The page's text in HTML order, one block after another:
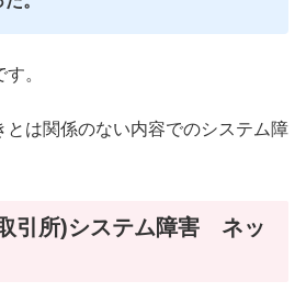
。
とは関係のない内容でのシステム障
引所)システム障害 ネッ